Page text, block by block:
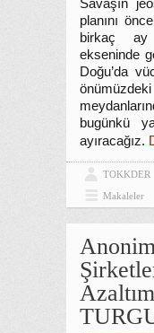
Savaşın
planını
birkaç
ekseninde
Doğu’da
bugünkü
ayıracağız.
TOKKDER
Makaleler